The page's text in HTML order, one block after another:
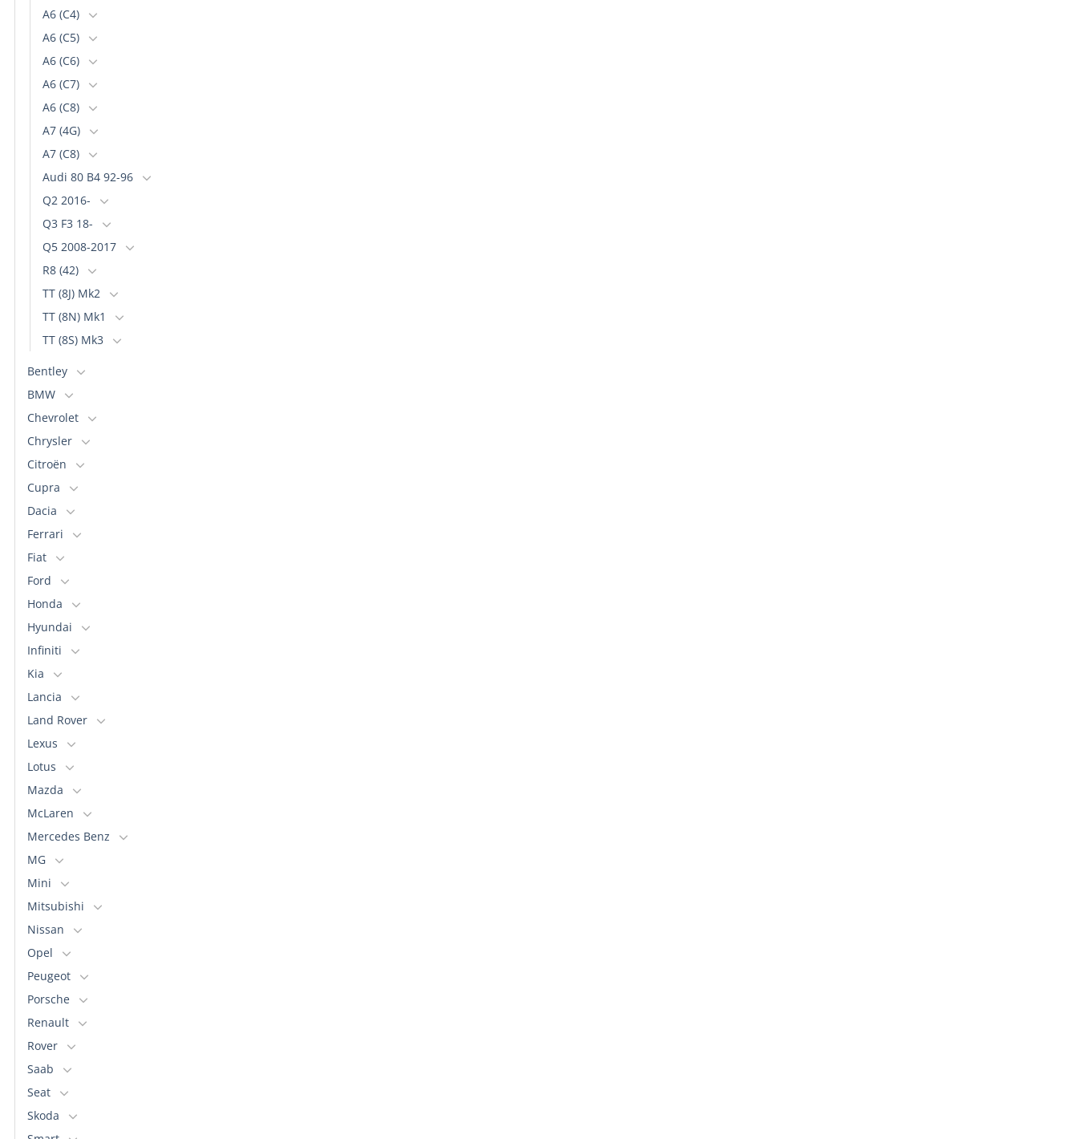
A6 (C4)
A6 (C5)
A6 (C6)
A6 (C7)
A6 (C8)
A7 (4G)
A7 (C8)
Audi 80 B4 92-96
Q2 2016-
Q3 F3 18-
Q5 2008-2017
R8 (42)
TT (8J) Mk2
TT (8N) Mk1
TT (8S) Mk3
Bentley
BMW
Chevrolet
Chrysler
Citroën
Cupra
Dacia
Ferrari
Fiat
Ford
Honda
Hyundai
Infiniti
Kia
Lancia
Land Rover
Lexus
Lotus
Mazda
McLaren
Mercedes Benz
MG
Mini
Mitsubishi
Nissan
Opel
Peugeot
Porsche
Renault
Rover
Saab
Seat
Skoda